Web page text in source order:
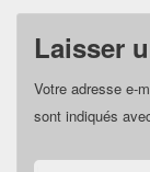
Laisser
Votre adresse e-
sont indiqués